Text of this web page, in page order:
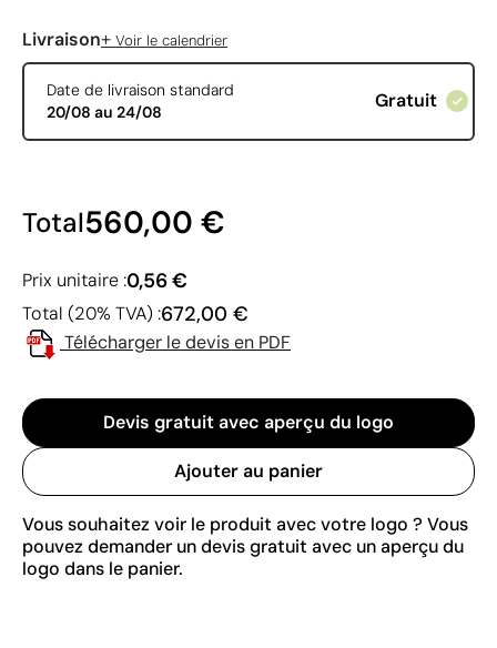
Livraison+ Voir le calendrier
Date de livraison standard
20/08 au 24/08
Gratuit
Total560,00 €
Prix unitaire :0,56 €
Total (20% TVA) :672,00 €
Télécharger le devis en PDF
Devis gratuit avec aperçu du logo
Ajouter au panier
Vous souhaitez voir le produit avec votre logo ? Vous
pouvez demander un devis gratuit avec un aperçu du
logo dans le panier.